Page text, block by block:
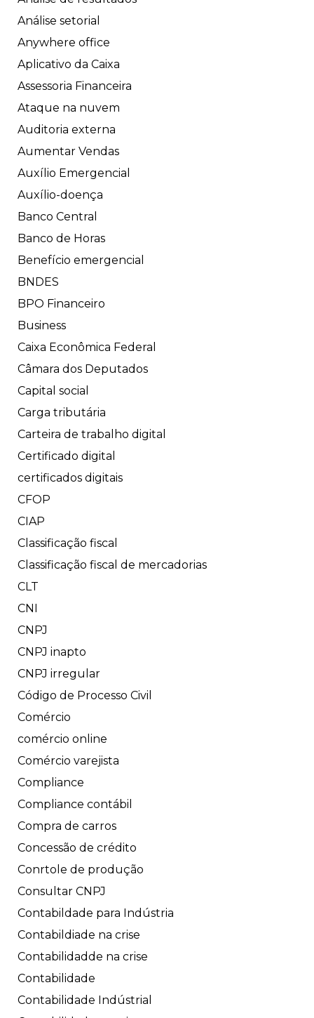
Análise setorial
Anywhere office
Aplicativo da Caixa
Assessoria Financeira
Ataque na nuvem
Auditoria externa
Aumentar Vendas
Auxílio Emergencial
Auxílio-doença
Banco Central
Banco de Horas
Benefício emergencial
BNDES
BPO Financeiro
Business
Caixa Econômica Federal
Câmara dos Deputados
Capital social
Carga tributária
Carteira de trabalho digital
Certificado digital
certificados digitais
CFOP
CIAP
Classificação fiscal
Classificação fiscal de mercadorias
CLT
CNI
CNPJ
CNPJ inapto
CNPJ irregular
Código de Processo Civil
Comércio
comércio online
Comércio varejista
Compliance
Compliance contábil
Compra de carros
Concessão de crédito
Conrtole de produção
Consultar CNPJ
Contabildade para Indústria
Contabildiade na crise
Contabilidadde na crise
Contabilidade
Contabilidade Indústrial